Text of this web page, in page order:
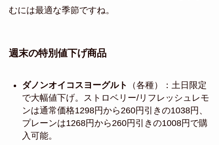
むには最適な季節ですね。
週末の特別値下げ商品
ダノンオイコスヨーグルト
（各種）：土日限定
で大幅値下げ。ストロベリー/リフレッシュレモ
ンは通常価格1298円から260円引きの1038円、
プレーンは1268円から260円引きの1008円で購
入可能。